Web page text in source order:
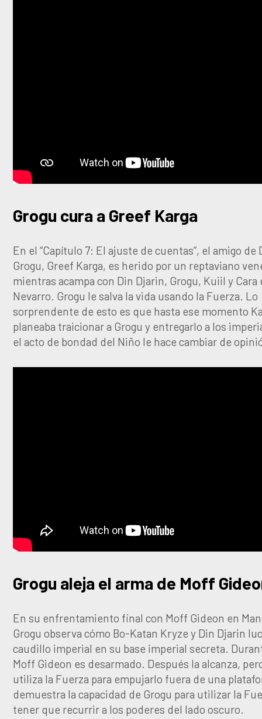
Grogu cura a Greef Karga
En el “Capítulo 7: El ajuste de cuentas”, el amigo de
Grogu, Greef Karga, es herido por un reptaviano
mientras acampa con Din Djarin, Grogu, Kuiil y Cara
Nevarro. Grogu le salva la vida usando la Fuerza. Lo
sorprendente de esto es que hasta ese momento
planeaba traicionar a Grogu y entregarlo a los
el acto de bondad del Niño le hace cambiar de
Grogu aleja el arma de Moff
En su enfrentamiento final con Moff Gideon en
Grogu observa cómo Bo-Katan Kryze y Din Djarin
caudillo imperial en su base imperial secreta.
Moff Gideon es desarmado. Después la alcanza,
utiliza la Fuerza para empujarlo fuera de una
demuestra la capacidad de Grogu para utilizar la
tener que recurrir a los poderes del lado oscuro.